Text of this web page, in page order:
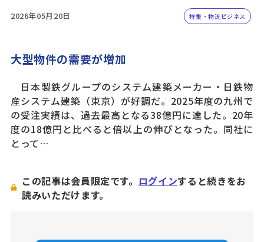
2026年05月20日 特集・物流ビジネス
大型物件の需要が増加
日本製鉄グループのシステム建築メーカー・日鉄物
産システム建築（東京）が好調だ。2025年度の九州で
の受注実績は、過去最高となる38億円に達した。20年
度の18億円と比べると倍以上の伸びとなった。同社に
とって…
この記事は会員限定です。 ログインすると続きをお
読みいただけます。